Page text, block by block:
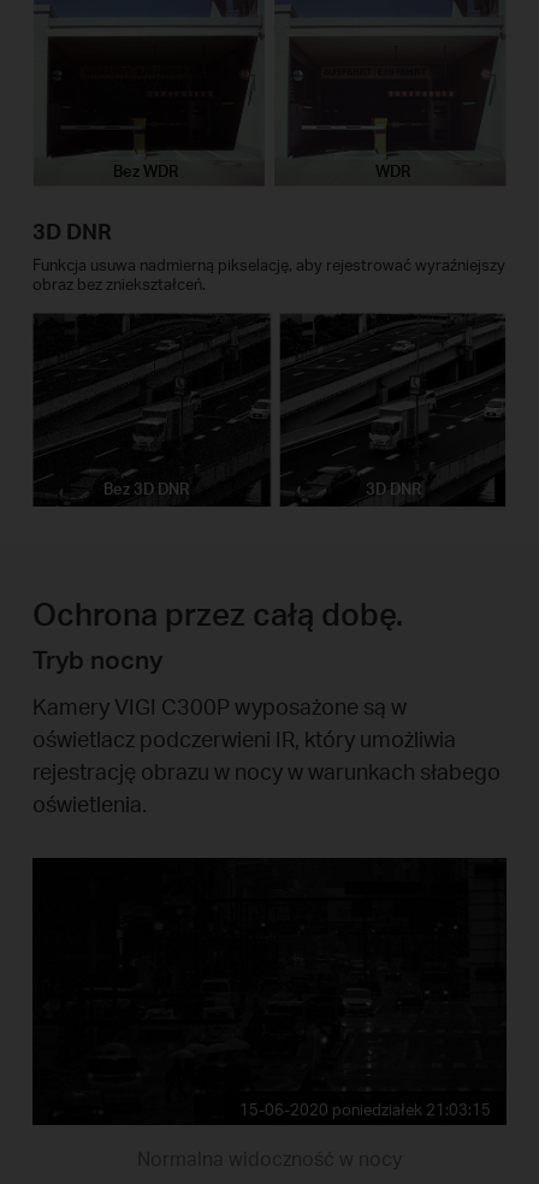
Bez WDR WDR
3D DNR
Funkcja usuwa nadmierną pikselację, aby rejestrować wyraźniejszy
obraz bez zniekształceń.
Bez 3D DNR 3D DNR
Ochrona przez całą dobę.
Tryb nocny
Kamery VIGI C300P wyposażone są w
oświetlacz podczerwieni IR, który umożliwia
rejestrację obrazu w nocy w warunkach słabego
oświetlenia.
15-06-2020 poniedziałek 21:03:15